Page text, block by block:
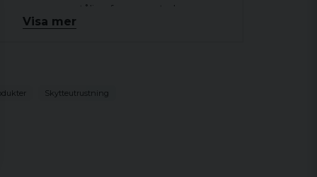
supertåliga formsprutade
och robust flexibla design
Dessutom bibehåller Frame-Lock-
ett brett utbud av
vapen låser sig i hölstret kommer det att
passar till:
43, H&K P30/VP9, Ruger SR Series, 1911
P226/P229, S&W M&P 22/9/40/45/Pro
många fler!
Visa mer
Skytteutrustning